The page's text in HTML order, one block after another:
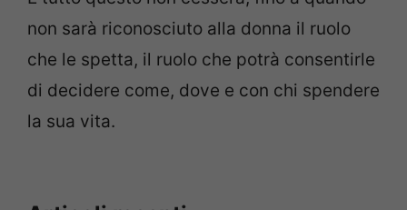
non sarà riconosciuto alla donna il ruolo
che le spetta, il ruolo che potrà consentirle
di decidere come, dove e con chi spendere
la sua vita.